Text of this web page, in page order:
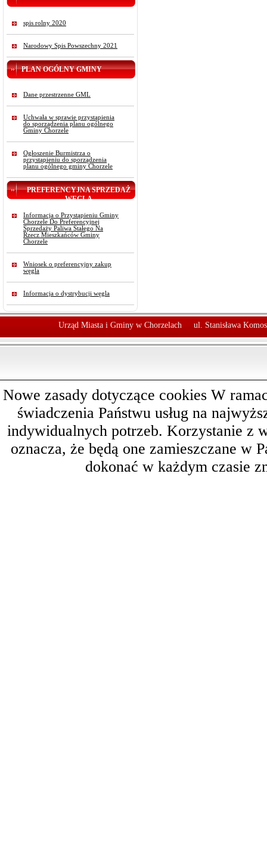
spis rolny 2020
Narodowy Spis Powszechny 2021
PLAN OGÓLNY GMINY
Dane przestrzenne GML
Uchwała w sprawie przystąpienia
do sporządzenia planu ogólnego
Gminy Chorzele
Ogłoszenie Burmistrza o
przystąpieniu do sporządzenia
planu ogólnego gminy Chorzele
PREFERENCYJNA SPRZEDAŻ
WĘGLA
Informacja o Przystąpieniu Gminy
Chorzele Do Preferencyjnej
Sprzedaży Paliwa Stałego Na
Rzecz Mieszkańców Gminy
Chorzele
Wniosek o preferencyjny zakup
węgla
Informacja o dystrybucji węgla
Urząd Miasta i Gminy w Chorzelach ul. Stanisława
Nowe zasady dotyczące cookies W
świadczenia Państwu usług na
indywidualnych potrzeb. Korzystanie z
oznacza, że będą one zamieszczane w
dokonać w każdym czasie